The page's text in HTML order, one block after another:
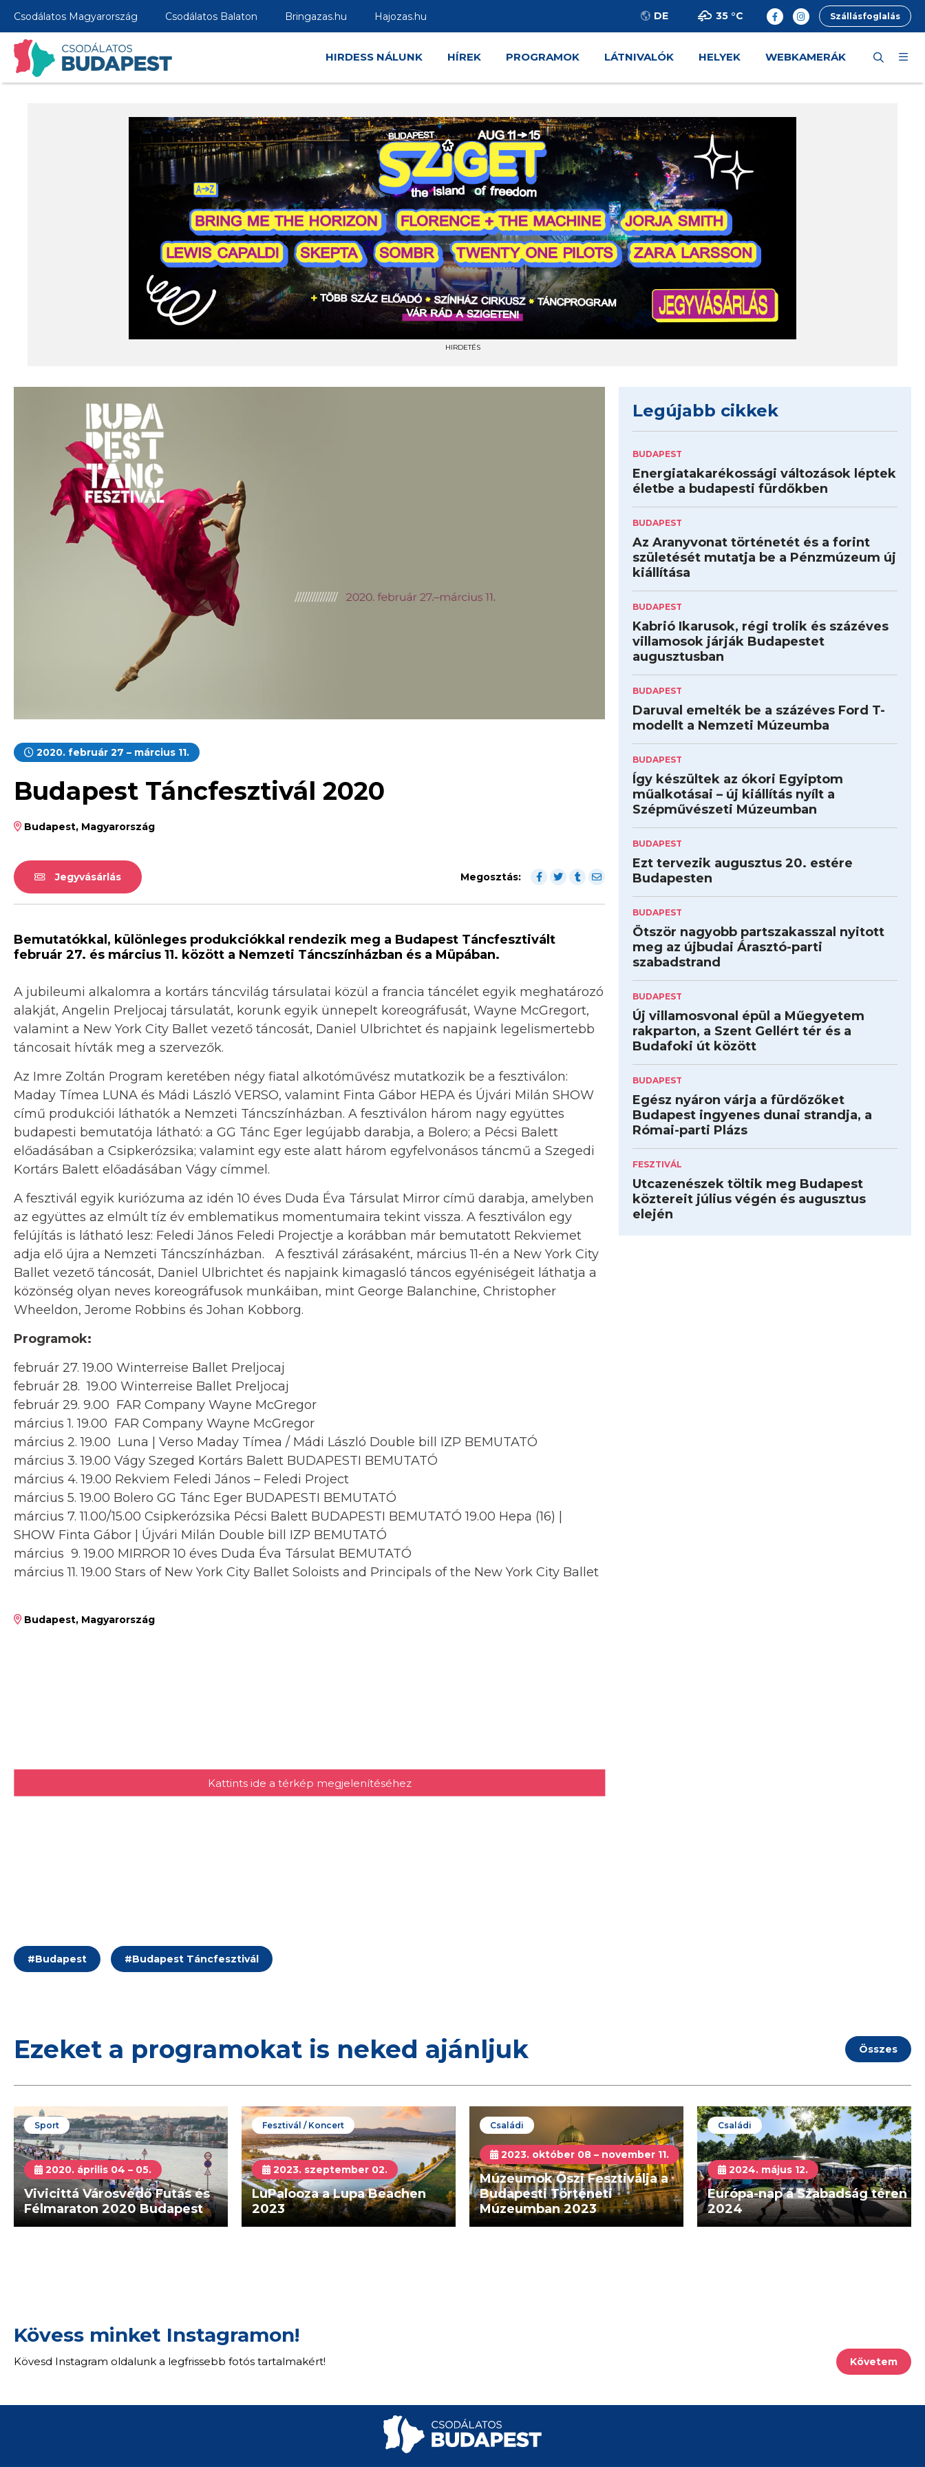
Csodálatos Magyarország Csodálatos Balaton Bringazas.hu Hajozas.hu DE 35 °C Szállásfoglalás
HIRDESS NÁLUNK HÍREK PROGRAMOK LÁTNIVALÓK HELYEK WEBKAMERÁK
HIRDETÉS
2020. február 27 – március 11.
Budapest Táncfesztivál 2020
Budapest, Magyarország
Jegyvásárlás Megosztás:
Bemutatókkal, különleges produkciókkal rendezik meg a Budapest Táncfesztivált
február 27. és március 11. között a Nemzeti Táncszínházban és a Müpában.
A jubileumi alkalomra a kortárs táncvilág társulatai közül a francia táncélet egyik meghatározó
alakját, Angelin Preljocaj társulatát, korunk egyik ünnepelt koreográfusát, Wayne McGregort,
valamint a New York City Ballet vezető táncosát, Daniel Ulbrichtet és napjaink legelismertebb
táncosait hívták meg a szervezők.
Az Imre Zoltán Program keretében négy fiatal alkotóművész mutatkozik be a fesztiválon:
Maday Tímea LUNA és Mádi László VERSO, valamint Finta Gábor HEPA és Újvári Milán SHOW
című produkciói láthatók a Nemzeti Táncszínházban. A fesztiválon három nagy együttes
budapesti bemutatója látható: a GG Tánc Eger legújabb darabja, a Bolero; a Pécsi Balett
előadásában a Csipkerózsika; valamint egy este alatt három egyfelvonásos táncmű a Szegedi
Kortárs Balett előadásában Vágy címmel.
A fesztivál egyik kuriózuma az idén 10 éves Duda Éva Társulat Mirror című darabja, amelyben
az együttes az elmúlt tíz év emblematikus momentumaira tekint vissza. A fesztiválon egy
felújítás is látható lesz: Feledi János Feledi Projectje a korábban már bemutatott Rekviemet
adja elő újra a Nemzeti Táncszínházban. A fesztivál zárásaként, március 11-én a New York City
Ballet vezető táncosát, Daniel Ulbrichtet és napjaink kimagasló táncos egyéniségeit láthatja a
közönség olyan neves koreográfusok munkáiban, mint George Balanchine, Christopher
Wheeldon, Jerome Robbins és Johan Kobborg.
Programok:
február 27. 19.00 Winterreise Ballet Preljocaj
február 28. 19.00 Winterreise Ballet Preljocaj
február 29. 9.00 FAR Company Wayne McGregor
március 1. 19.00 FAR Company Wayne McGregor
március 2. 19.00 Luna | Verso Maday Tímea / Mádi László Double bill IZP BEMUTATÓ
március 3. 19.00 Vágy Szeged Kortárs Balett BUDAPESTI BEMUTATÓ
március 4. 19.00 Rekviem Feledi János – Feledi Project
március 5. 19.00 Bolero GG Tánc Eger BUDAPESTI BEMUTATÓ
március 7. 11.00/15.00 Csipkerózsika Pécsi Balett BUDAPESTI BEMUTATÓ 19.00 Hepa (16) |
SHOW Finta Gábor | Újvári Milán Double bill IZP BEMUTATÓ
március 9. 19.00 MIRROR 10 éves Duda Éva Társulat BEMUTATÓ
március 11. 19.00 Stars of New York City Ballet Soloists and Principals of the New York City Ballet
Budapest, Magyarország
Kattints ide a térkép megjelenítéséhez
#Budapest #Budapest Táncfesztivál
Legújabb cikkek
BUDAPEST
Energiatakarékossági változások léptek
életbe a budapesti fürdőkben
BUDAPEST
Az Aranyvonat történetét és a forint
születését mutatja be a Pénzmúzeum új
kiállítása
BUDAPEST
Kabrió Ikarusok, régi trolik és százéves
villamosok járják Budapestet
augusztusban
BUDAPEST
Daruval emelték be a százéves Ford T-
modellt a Nemzeti Múzeumba
BUDAPEST
Így készültek az ókori Egyiptom
műalkotásai – új kiállítás nyílt a
Szépművészeti Múzeumban
BUDAPEST
Ezt tervezik augusztus 20. estére
Budapesten
BUDAPEST
Ötször nagyobb partszakasszal nyitott
meg az újbudai Árasztó-parti
szabadstrand
BUDAPEST
Új villamosvonal épül a Műegyetem
rakparton, a Szent Gellért tér és a
Budafoki út között
BUDAPEST
Egész nyáron várja a fürdőzőket
Budapest ingyenes dunai strandja, a
Római-parti Plázs
FESZTIVÁL
Utcazenészek töltik meg Budapest
köztereit július végén és augusztus
elején
Ezeket a programokat is neked ajánljuk Összes
Sport
2020. április 04 – 05.
Vivicittá Városvédő Futás és
Félmaraton 2020 Budapest
Fesztivál / Koncert
2023. szeptember 02.
LuPalooza a Lupa Beachen
2023
Családi
2023. október 08 – november 11.
Múzeumok Őszi Fesztiválja a
Budapesti Történeti
Múzeumban 2023
Családi
2024. május 12.
Európa-nap a Szabadság téren
2024
Kövess minket Instagramon!
Kövesd Instagram oldalunk a legfrissebb fotós tartalmakért! Követem